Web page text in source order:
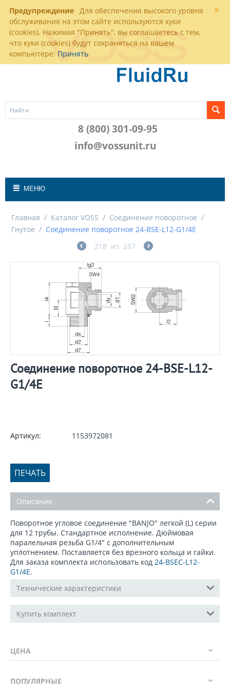
×
Предупреждение Для обеспечения высокого уровня
обслуживания на этом сайте используются куки
(cookies). Нажимая "Принять", вы соглашаетесь с тем,
что куки (cookies) будут сохраняться на вашем
компьютере: Принять
8 (800) 301-09-95
info@vossunit.ru
МЕНЮ
Главная / Каталог VOSS / Соединение поворотное /
Гнутое / Соединение поворотное 24-BSE-L12-G1/4E
218 из 287
Соединение поворотное 24-BSE-L12-
G1/4E
Артикул: 1153972081
ПЕЧАТЬ
Описание
Поворотное угловое соединение "BANJO" легкой (L) серии
для 12 трубы. Стандартное исполнение. Дюймовая
паралельная резьба G1/4" с дополнительным
уплотнением. Поставляется без врезного кольца и гайки.
Для заказа комплекта использовать код 24-BSEC-L12-
G1/4E.
Технические характеристики
Купить комплект
ЦЕНА
ПОПУЛЯРНЫЕ